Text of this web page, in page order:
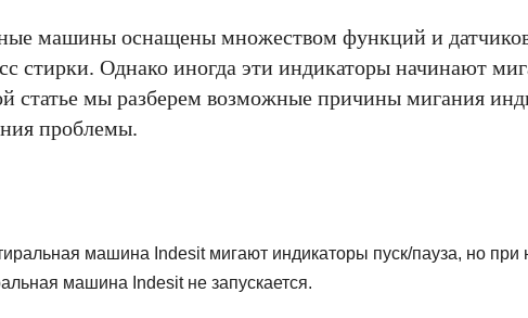
машины оснащены множеством функций и
стирки. Однако иногда эти индикаторы начинают
статье мы разберем возможные причины мигания
проблемы.